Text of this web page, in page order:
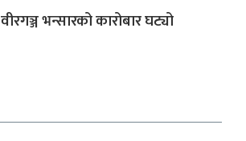
वीरगञ्ज भन्सारको कारोबार घट्यो